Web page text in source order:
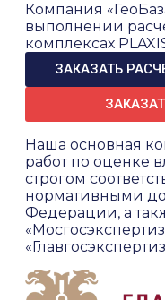
Компания
выполнении
комплексах
ЗАКАЗАТЬ
Наша основная
работ по оценке
строгом
нормативными
Федерации, а